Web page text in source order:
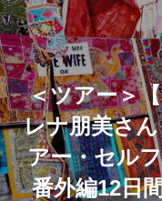
投
稿
ナ
ビ
ゲ
＜ツアー＞
レナ朋美さ
アー・セル
番外編12日